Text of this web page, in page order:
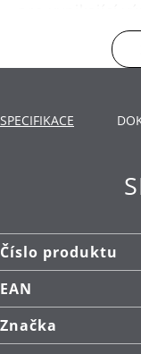
Dno
ho udrží a tím
včetně
keramický
SPECIFIKACE
Číslo produktu
EAN
Značka